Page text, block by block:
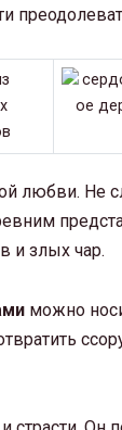
любви. Не
и злых чар.
можно